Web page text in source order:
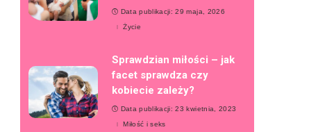
Data publikacji: 29 maja, 2026
Życie
Sprawdzian miłości – jak
facet sprawdza czy
kobiecie zależy?
Data publikacji: 23 kwietnia, 2023
Miłość i seks